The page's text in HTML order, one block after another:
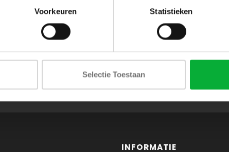
Voorkeuren Statistieken
Selectie Toestaan
INFORMATIE